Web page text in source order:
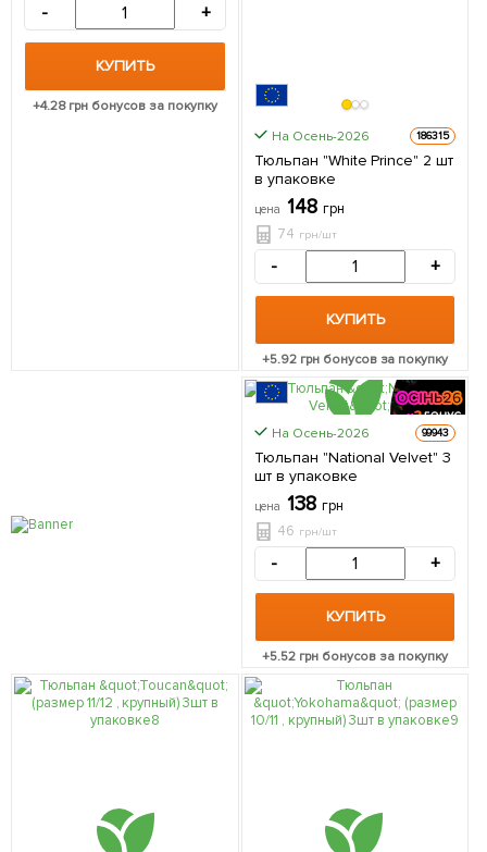
- +
КУПИТЬ
+4.28грн бонусов за покупку
На Осень-2026 186315
Тюльпан "White Prince" 2 шт
в упаковке
цена 148 грн
74 грн/шт
- +
КУПИТЬ
+5.92грн бонусов за покупку
На Осень-2026 99943
Тюльпан "National Velvet" 3
шт в упаковке
цена 138 грн
46 грн/шт
- +
КУПИТЬ
+5.52 грн бонусов за покупку